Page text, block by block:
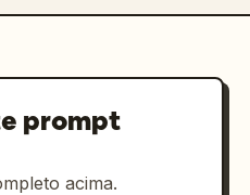
prompt
acima.